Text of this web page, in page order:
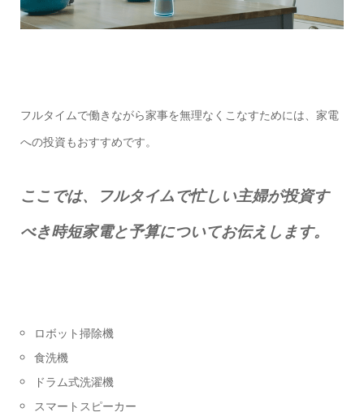
フルタイムで働きながら家事を無理なくこなすためには、家電
への投資もおすすめです。
ここでは、フルタイムで忙しい主婦が投資す
べき時短家電と予算についてお伝えします。
ロボット掃除機
食洗機
ドラム式洗濯機
スマートスピーカー